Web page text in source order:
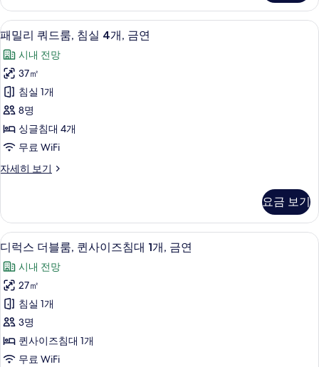
모
두
보
기
연
(1
Person
Occupancy)
자
세
히
보
기
패
밀
리
쿼
드
룸,
침
4
금
연
사
진
모
두
보
기
패밀리 쿼드룸, 침실 4개, 금연 | 고급
8
패밀리 쿼드룸, 침실 4개, 금연
시내 전망
37㎡
침실 1개
8명
싱글침대 4개
무료 WiFi
자세히 보기
패
드
룸,
침
실
4
개,
금
연
자
세
히
보
요금 보기
디
럭
스
더
블
룸,
퀸
디럭스 더블룸, 퀸사이즈침대 1개, 금
9
디럭스 더블룸, 퀸사이즈침대 1개, 금연
시내 전망
27㎡
침실 1개
3명
퀸사이즈침대 1개
무료 WiFi